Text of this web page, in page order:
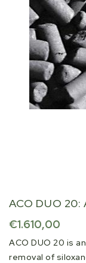
ACO DUO
Regular
price
€1.610,00
ACO DUO 20 is
removal of